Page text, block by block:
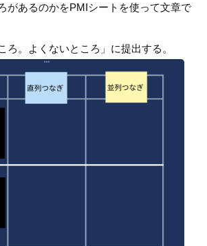
があるのかをPMIシートを使って文章で
ろ。よくないところ」に提出する。